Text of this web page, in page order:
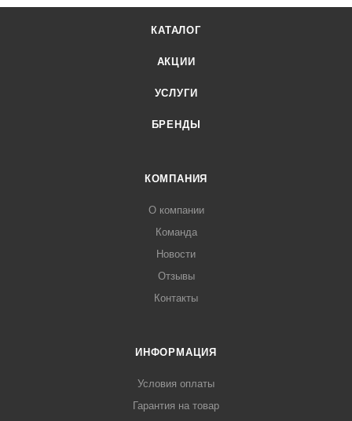
КАТАЛОГ
АКЦИИ
УСЛУГИ
БРЕНДЫ
КОМПАНИЯ
О компании
Команда
Новости
Отзывы
Контакты
ИНФОРМАЦИЯ
Условия оплаты
Гарантия на товар